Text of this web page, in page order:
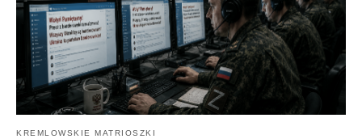
KREMLOWSKIE MATRIOSZKI